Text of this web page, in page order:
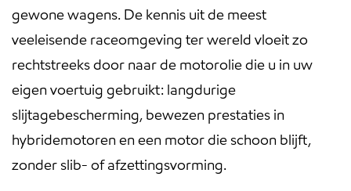
gewone wagens. De kennis uit de meest
veeleisende raceomgeving ter wereld vloeit zo
rechtstreeks door naar de motorolie die u in uw
eigen voertuig gebruikt: langdurige
slijtagebescherming, bewezen prestaties in
hybridemotoren en een motor die schoon blijft,
zonder slib- of afzettingsvorming.